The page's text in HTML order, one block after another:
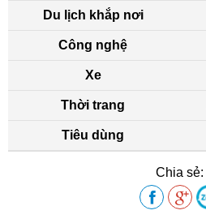
Du lịch khắp nơi
Công nghệ
Xe
Thời trang
Tiêu dùng
Chia sẻ: